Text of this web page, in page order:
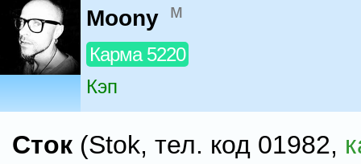
Moony м
Карма 5220
Кэп
Сток (Stok, тел. код 01982,